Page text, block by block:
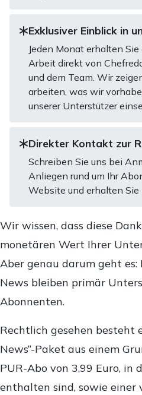
Exklusiver Einblick in
Jeden Monat erhalten
Arbeit direkt von
und dem Team. Wir
arbeiten, was wir
unserer Unterstützer
Direkter Kontakt zur
Schreiben Sie uns bei
Anliegen rund um Ihr
Website und erhalten
Wir wissen, dass diese
monetären Wert Ihrer
Aber genau darum geht es:
News bleiben primär
Abonnenten.
Rechtlich gesehen besteht
News“-Paket aus einem
PUR-Abo von 3,99 Euro, in
enthalten sind, sowie